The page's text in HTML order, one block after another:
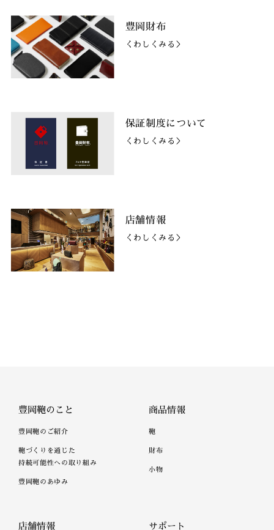
豊岡財布
くわしくみる＞
保証制度について
くわしくみる＞
店舗情報
くわしくみる＞
豊岡鞄のこと
豊岡鞄のご紹介
鞄づくりを通じた
持続可能性への取り組み
豊岡鞄のあゆみ
商品情報
鞄
財布
小物
店舗情報 サポート